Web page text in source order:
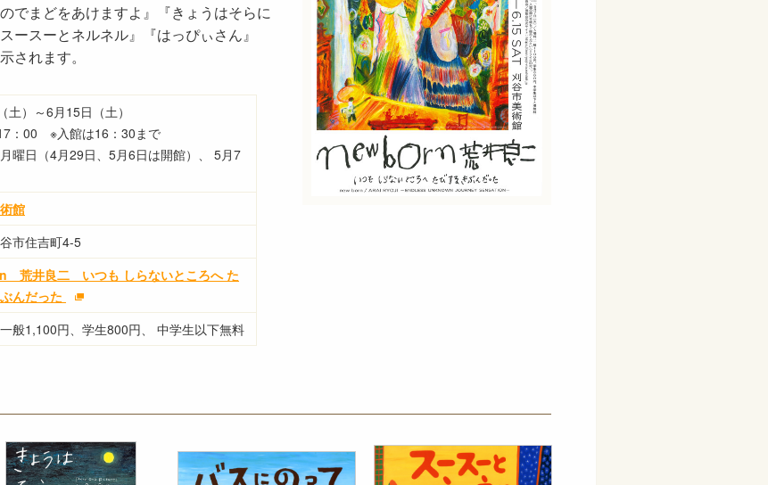
でまどをあけますよ』『きょうはそらに
ースーとネルネル』『はっぴぃさん』
されます。
土）～6月15日（土）
：00 ※入館は16：30まで
曜日（4月29日、5月6日は開館）、 5月7
館
市住吉町4-5
荒井良二 いつも しらないところへ た
んだった
般1,100円、学生800円、 中学生以下無料